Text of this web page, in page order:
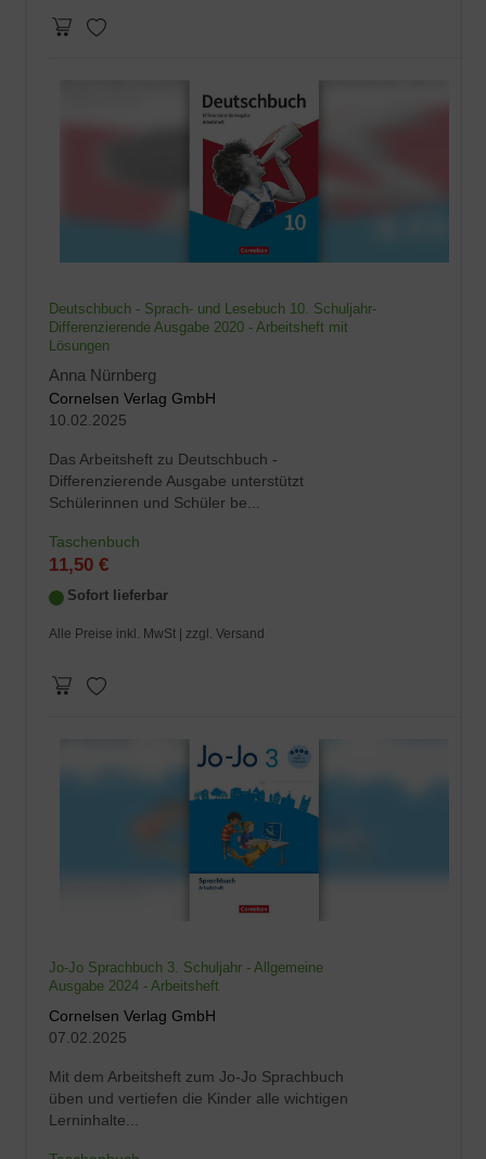
Deutschbuch - Sprach- und Lesebuch 10. Schuljahr-
Differenzierende Ausgabe 2020 - Arbeitsheft mit
Lösungen
Anna Nürnberg
Cornelsen Verlag GmbH
10.02.2025
Das Arbeitsheft zu Deutschbuch -
Differenzierende Ausgabe unterstützt
Schülerinnen und Schüler be...
Taschenbuch
11,50 €
Sofort lieferbar
Alle Preise inkl. MwSt | zzgl. Versand
Jo-Jo Sprachbuch 3. Schuljahr - Allgemeine
Ausgabe 2024 - Arbeitsheft
Cornelsen Verlag GmbH
07.02.2025
Mit dem Arbeitsheft zum Jo-Jo Sprachbuch
üben und vertiefen die Kinder alle wichtigen
Lerninhalte...